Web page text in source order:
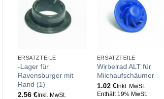
ERSATZTEILE
-Lager für
Ravensburger mit
Rand (1)
2.56 €Inkl. MwSt.
ERSATZTEILE
Wirbelrad ALT für
Milchaufschäumer
1.02 €Inkl. MwSt.
Enthält 19% MwSt.